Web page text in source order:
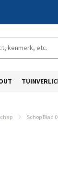
Schop Blad